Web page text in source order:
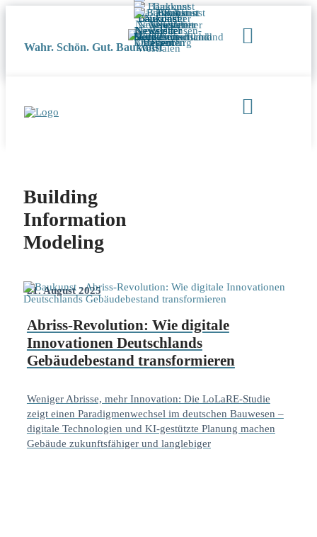
Wahr. Schön. Gut. Baukunst
Building
Information
Modeling
21. August 2025
Abriss-Revolution: Wie digitale
Innovationen Deutschlands
Gebäudebestand transformieren
Weniger Abrisse, mehr Innovation: Die LoLaRE-Studie
zeigt einen Paradigmenwechsel im deutschen Bauwesen –
digitale Technologien und KI-gestützte Planung machen
Gebäude zukunftsfähiger und langlebiger